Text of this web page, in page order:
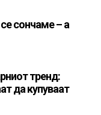
сончаме – а
тренд:
да купуваат